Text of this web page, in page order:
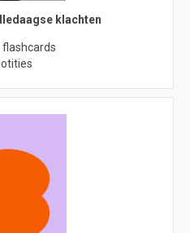
klachten
flashcards